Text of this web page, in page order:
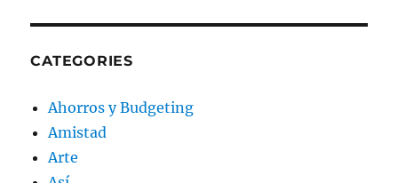
CATEGORIES
Ahorros y Budgeting
Amistad
Arte